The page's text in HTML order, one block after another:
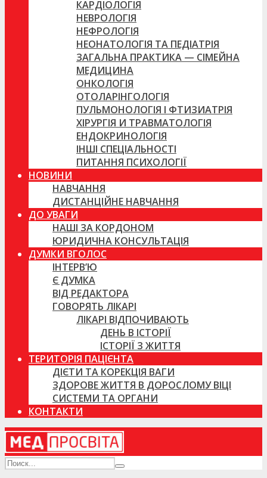
КАРДІОЛОГІЯ
НЕВРОЛОГІЯ
НЕФРОЛОГІЯ
НЕОНАТОЛОГІЯ ТА ПЕДІАТРІЯ
ЗАГАЛЬНА ПРАКТИКА — СІМЕЙНА
МЕДИЦИНА
ОНКОЛОГІЯ
ОТОЛАРІНГОЛОГІЯ
ПУЛЬМОНОЛОГІЯ І ФТИЗИАТРІЯ
ХІРУРГІЯ И ТРАВМАТОЛОГІЯ
ЕНДОКРИНОЛОГІЯ
ІНШІ СПЕЦІАЛЬНОСТІ
ПИТАННЯ ПСИХОЛОГІЇ
НОВИНИ
НАВЧАННЯ
ДИСТАНЦІЙНЕ НАВЧАННЯ
ДО УВАГИ
НАШІ ЗА КОРДОНОМ
ЮРИДИЧНА КОНСУЛЬТАЦІЯ
ДУМКИ ВГОЛОС
ІНТЕРВ’Ю
Є ДУМКА
ВІД РЕДАКТОРА
ГОВОРЯТЬ ЛІКАРІ
ЛІКАРІ ВІДПОЧИВАЮТЬ
ДЕНЬ В ІСТОРІЇ
ІСТОРІЇ З ЖИТТЯ
ТЕРИТОРІЯ ПАЦІЄНТА
ДІЄТИ ТА КОРЕКЦІЯ ВАГИ
ЗДОРОВЕ ЖИТТЯ В ДОРОСЛОМУ ВІЦІ
СИСТЕМИ ТА ОРГАНИ
КОНТАКТИ